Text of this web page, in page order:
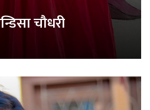
चौधरी